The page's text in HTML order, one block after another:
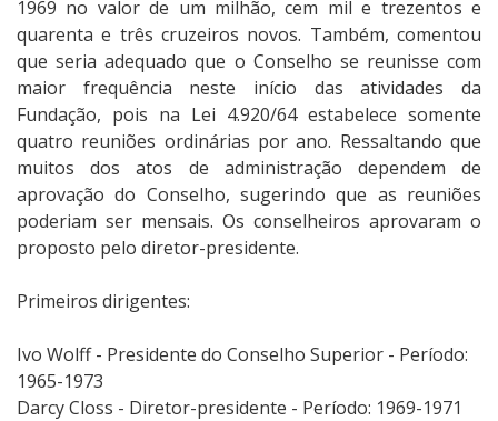
1969 no valor de um milhão, cem mil e trezentos e
quarenta e três cruzeiros novos. Também, comentou
que seria adequado que o Conselho se reunisse com
maior frequência neste início das atividades da
Fundação, pois na Lei 4.920/64 estabelece somente
quatro reuniões ordinárias por ano. Ressaltando que
muitos dos atos de administração dependem de
aprovação do Conselho, sugerindo que as reuniões
poderiam ser mensais. Os conselheiros aprovaram o
proposto pelo diretor-presidente.
Primeiros dirigentes:
Ivo Wolff - Presidente do Conselho Superior - Período:
1965-1973
Darcy Closs - Diretor-presidente - Período: 1969-1971